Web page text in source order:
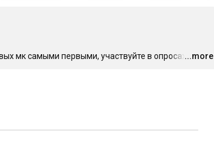
мк самыми первыми, участвуйте в опросах, о…
...more